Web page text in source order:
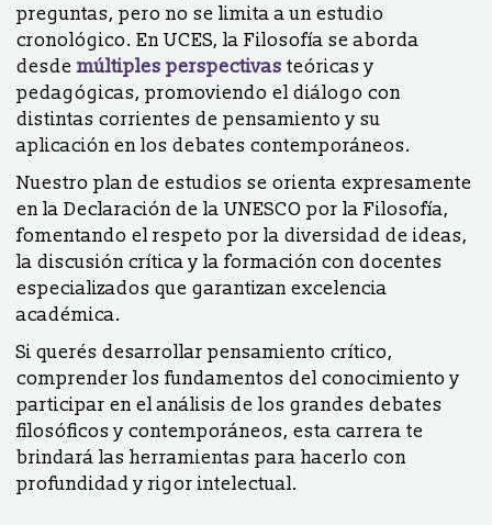
preguntas, pero no se limita a un estudio
cronológico. En UCES, la Filosofía se aborda
desde múltiples perspectivas teóricas y
pedagógicas, promoviendo el diálogo con
distintas corrientes de pensamiento y su
aplicación en los debates contemporáneos.
Nuestro plan de estudios se orienta expresamente
en la Declaración de la UNESCO por la Filosofía,
fomentando el respeto por la diversidad de ideas,
la discusión crítica y la formación con docentes
especializados que garantizan excelencia
académica.
Si querés desarrollar pensamiento crítico,
comprender los fundamentos del conocimiento y
participar en el análisis de los grandes debates
filosóficos y contemporáneos, esta carrera te
brindará las herramientas para hacerlo con
profundidad y rigor intelectual.